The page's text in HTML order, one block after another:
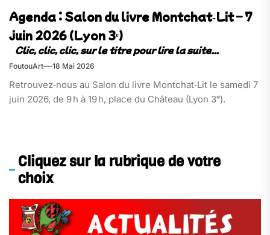
Agenda : Salon du livre Montchat‑Lit – 7
juin 2026 (Lyon 3ᵉ)
FoutouArt 18 Mai 2026
Retrouvez‑nous au Salon du livre Montchat‑Lit le samedi 7
juin 2026, de 9 h à 19 h, place du Château (Lyon 3ᵉ).
Cliquez sur la rubrique de votre
choix